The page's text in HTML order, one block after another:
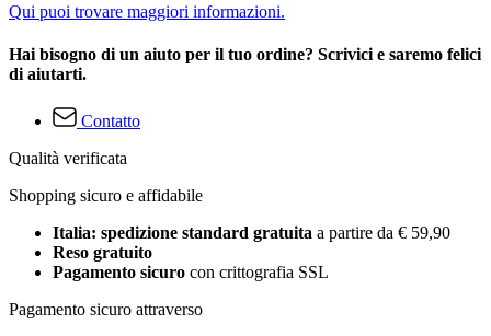
Qui puoi trovare maggiori informazioni.
Hai bisogno di un aiuto per il tuo ordine? Scrivici e saremo felici
di aiutarti.
Contatto
Qualità verificata
Shopping sicuro e affidabile
Italia: spedizione standard gratuita a partire da € 59,90
Reso gratuito
Pagamento sicuro con crittografia SSL
Pagamento sicuro attraverso